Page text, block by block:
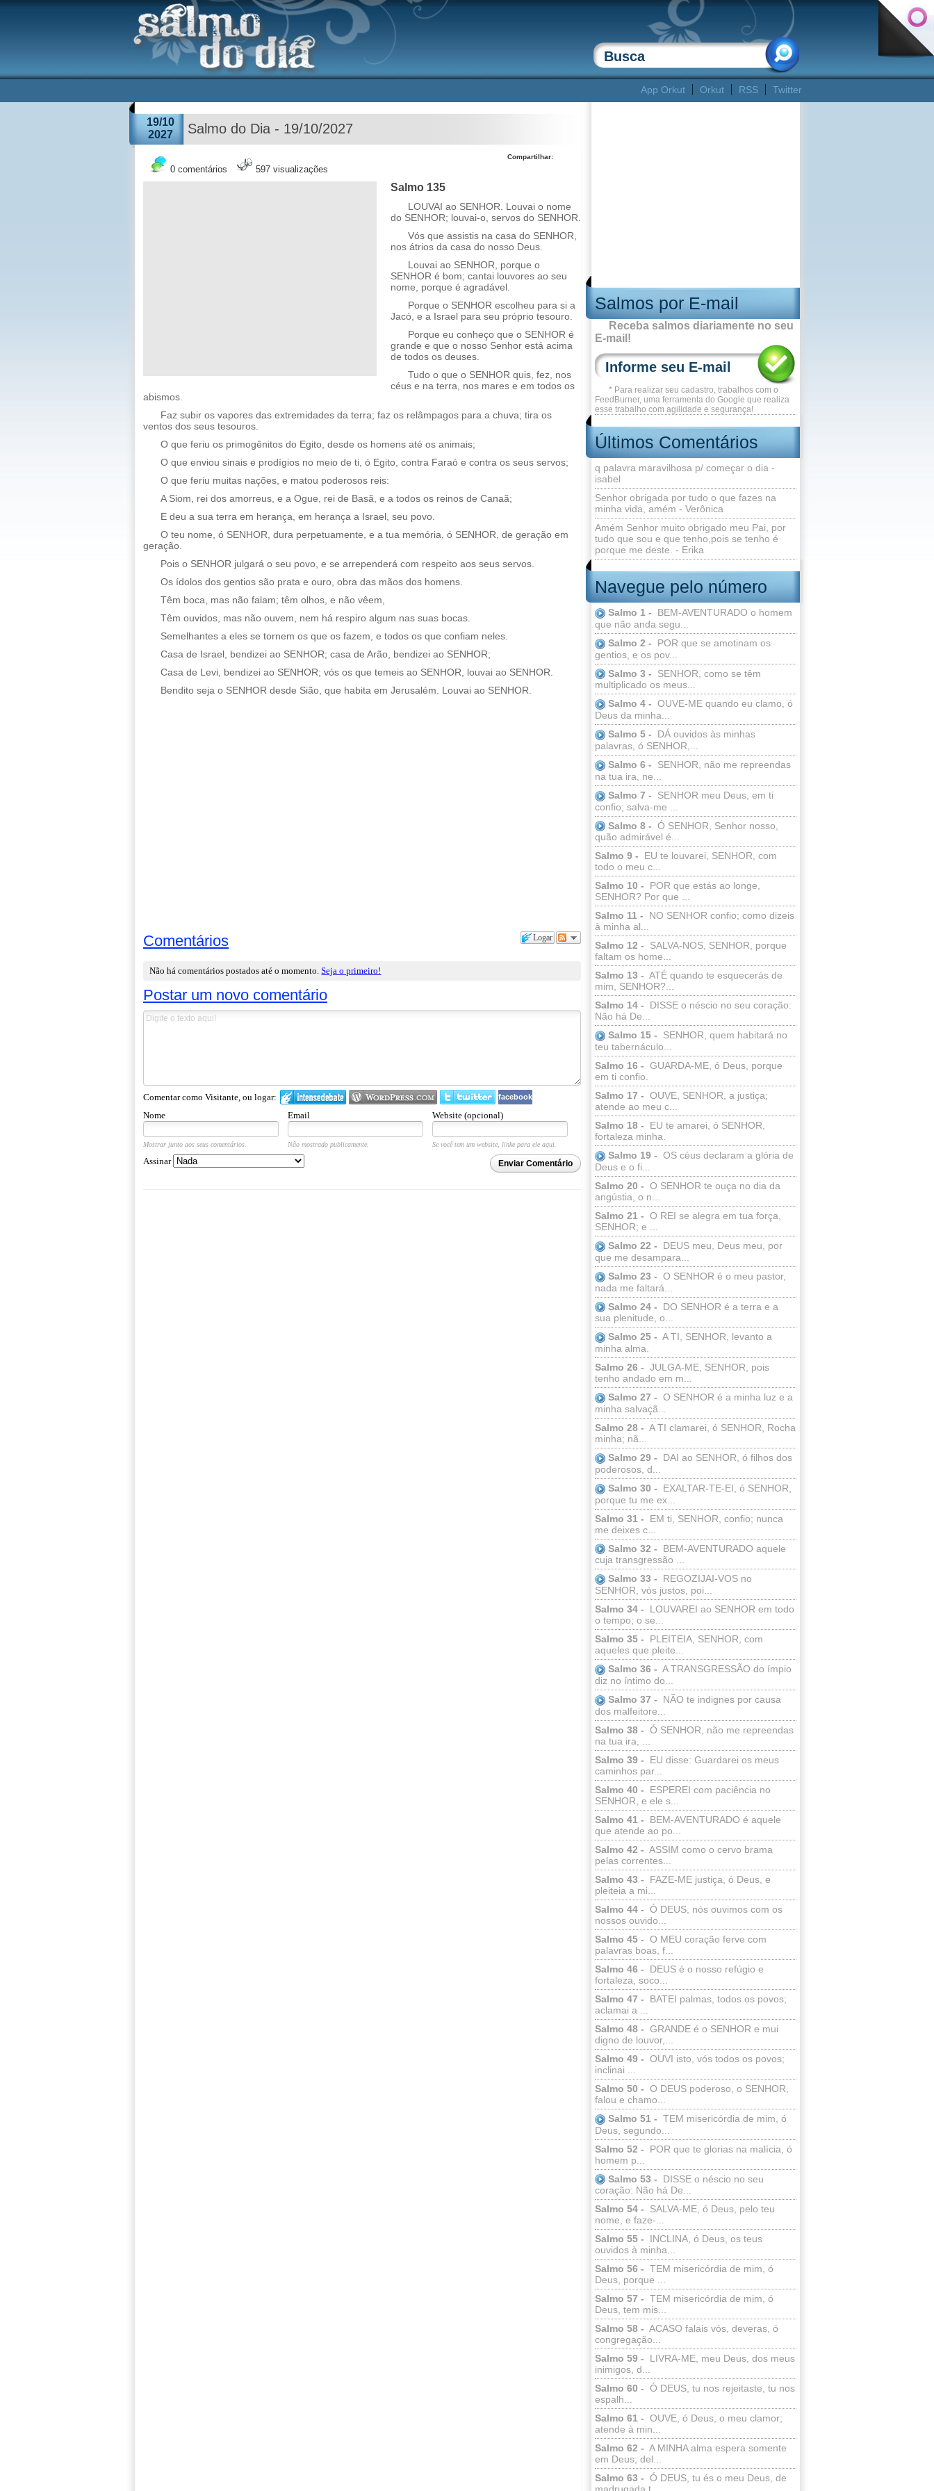
App Orkut Orkut RSS Twitter
Salmos por E-mail
Receba salmos diariamente no seu
E-mail!
* Para realizar seu cadastro, trabalhos com o
FeedBurner, uma ferramenta do Google que realiza
esse trabalho com agilidade e segurança!
Últimos Comentários
q palavra maravilhosa p/ começar o dia -
isabel
Senhor obrigada por tudo o que fazes na
minha vida, amém - Verônica
Amém Senhor muito obrigado meu Pai, por
tudo que sou e que tenho,pois se tenho é
porque me deste. - Erika
Navegue pelo número
Salmo 1 -
BEM-AVENTURADO o homem
que não anda segu...
Salmo 2 -
POR que se amotinam os
gentios, e os pov...
Salmo 3 -
SENHOR, como se têm
multiplicado os meus...
Salmo 4 - OUVE-ME quando eu clamo, ó
Deus da minha...
Salmo 5 -
DÁ ouvidos às minhas
palavras, ó SENHOR,...
Salmo 6 -
SENHOR, não me repreendas
na tua ira, ne...
Salmo 7 -
SENHOR meu Deus, em ti
confio; salva-me ...
Salmo 8 - Ó SENHOR, Senhor nosso,
quão admirável é...
Salmo 9 -
EU te louvarei, SENHOR, com
todo o meu c...
Salmo 10 -
POR que estás ao longe,
SENHOR? Por que ...
Salmo 11 -
NO SENHOR confio; como dizeis
à minha al...
Salmo 12 -
SALVA-NOS, SENHOR, porque
faltam os home...
Salmo 13 - ATÉ quando te esquecerás de
mim, SENHOR?...
Salmo 14 -
DISSE o néscio no seu coração:
Não há De...
Salmo 15 -
SENHOR, quem habitará no
teu tabernáculo...
Salmo 16 - GUARDA-ME, ó Deus, porque
em ti confio.
Salmo 17 - OUVE, SENHOR, a justiça;
atende ao meu c...
Salmo 18 -
EU te amarei, ó SENHOR,
fortaleza minha.
Salmo 19 - OS céus declaram a glória de
Deus e o fi...
Salmo 20 - O SENHOR te ouça no dia da
angústia, o n...
Salmo 21 - O REI se alegra em tua força,
SENHOR; e ...
Salmo 22 -
DEUS meu, Deus meu, por
que me desampara...
Salmo 23 - O SENHOR é o meu pastor,
nada me faltará...
Salmo 24 -
DO SENHOR é a terra e a
sua plenitude, o...
Salmo 25 - A TI, SENHOR, levanto a
minha alma.
Salmo 26 - JULGA-ME, SENHOR, pois
tenho andado em m...
Salmo 27 - O SENHOR é a minha luz e a
minha salvaçã...
Salmo 28 - A TI clamarei, ó SENHOR, Rocha
minha; nã...
Salmo 29 -
DAI ao SENHOR, ó filhos dos
poderosos, d...
Salmo 30 -
EXALTAR-TE-EI, ó SENHOR,
porque tu me ex...
Salmo 31 -
EM ti, SENHOR, confio; nunca
me deixes c...
Salmo 32 -
BEM-AVENTURADO aquele
cuja transgressão ...
Salmo 33 -
REGOZIJAI-VOS no
SENHOR, vós justos, poi...
Salmo 34 -
LOUVAREI ao SENHOR em todo
o tempo; o se...
Salmo 35 -
PLEITEIA, SENHOR, com
aqueles que pleite...
Salmo 36 - A TRANSGRESSÃO do ímpio
diz no íntimo do...
Salmo 37 -
NÃO te indignes por causa
dos malfeitore...
Salmo 38 - Ó SENHOR, não me repreendas
na tua ira, ...
Salmo 39 -
EU disse: Guardarei os meus
caminhos par...
Salmo 40 -
ESPEREI com paciência no
SENHOR, e ele s...
Salmo 41 -
BEM-AVENTURADO é aquele
que atende ao po...
Salmo 42 - ASSIM como o cervo brama
pelas correntes...
Salmo 43 -
FAZE-ME justiça, ó Deus, e
pleiteia a mi...
Salmo 44 - Ó DEUS, nós ouvimos com os
nossos ouvido...
Salmo 45 - O MEU coração ferve com
palavras boas, f...
Salmo 46 -
DEUS é o nosso refúgio e
fortaleza, soco...
Salmo 47 -
BATEI palmas, todos os povos;
aclamai a ...
Salmo 48 - GRANDE é o SENHOR e mui
digno de louvor,...
Salmo 49 - OUVI isto, vós todos os povos;
inclinai ...
Salmo 50 - O DEUS poderoso, o SENHOR,
falou e chamo...
Salmo 51 - TEM misericórdia de mim, ó
Deus, segundo...
Salmo 52 -
POR que te glorias na malícia, ó
homem p...
Salmo 53 -
DISSE o néscio no seu
coração: Não há De...
Salmo 54 -
SALVA-ME, ó Deus, pelo teu
nome, e faze-...
Salmo 55 -
INCLINA, ó Deus, os teus
ouvidos à minha...
Salmo 56 - TEM misericórdia de mim, ó
Deus, porque ...
Salmo 57 - TEM misericórdia de mim, ó
Deus, tem mis...
Salmo 58 - ACASO falais vós, deveras, ó
congregação...
Salmo 59 -
LIVRA-ME, meu Deus, dos meus
inimigos, d...
Salmo 60 - Ó DEUS, tu nos rejeitaste, tu nos
espalh...
Salmo 61 - OUVE, ó Deus, o meu clamor;
atende à min...
Salmo 62 - A MINHA alma espera somente
em Deus; del...
Salmo 63 - Ó DEUS, tu és o meu Deus, de
19/10
2027
Salmo do Dia - 19/10/2027
0 comentários 597 visualizações
Compartilhar:
Salmo 135
LOUVAI ao SENHOR. Louvai o nome
do SENHOR; louvai-o, servos do SENHOR.
Vós que assistis na casa do SENHOR,
nos átrios da casa do nosso Deus.
Louvai ao SENHOR, porque o
SENHOR é bom; cantai louvores ao seu
nome, porque é agradável.
Porque o SENHOR escolheu para si a
Jacó, e a Israel para seu próprio tesouro.
Porque eu conheço que o SENHOR é
grande e que o nosso Senhor está acima
de todos os deuses.
Tudo o que o SENHOR quis, fez, nos
céus e na terra, nos mares e em todos os
abismos.
Faz subir os vapores das extremidades da terra; faz os relâmpagos para a chuva; tira os
ventos dos seus tesouros.
O que feriu os primogênitos do Egito, desde os homens até os animais;
O que enviou sinais e prodígios no meio de ti, ó Egito, contra Faraó e contra os seus servos;
O que feriu muitas nações, e matou poderosos reis:
A Siom, rei dos amorreus, e a Ogue, rei de Basã, e a todos os reinos de Canaã;
E deu a sua terra em herança, em herança a Israel, seu povo.
O teu nome, ó SENHOR, dura perpetuamente, e a tua memória, ó SENHOR, de geração em
geração.
Pois o SENHOR julgará o seu povo, e se arrependerá com respeito aos seus servos.
Os ídolos dos gentios são prata e ouro, obra das mãos dos homens.
Têm boca, mas não falam; têm olhos, e não vêem,
Têm ouvidos, mas não ouvem, nem há respiro algum nas suas bocas.
Semelhantes a eles se tornem os que os fazem, e todos os que confiam neles.
Casa de Israel, bendizei ao SENHOR; casa de Arão, bendizei ao SENHOR;
Casa de Levi, bendizei ao SENHOR; vós os que temeis ao SENHOR, louvai ao SENHOR.
Bendito seja o SENHOR desde Sião, que habita em Jerusalém. Louvai ao SENHOR.
Logar
Comentários
Não há comentários postados até o momento.Seja o primeiro!
Postar um novo comentário
Comentar como Visitante, ou logar: facebook
Nome Email Website (opcional)
Mostrar junto aos seus comentários. Não mostrado publicamente. Se você tem um website, linke para ele aqui.
Enviar Comentário
Assinar